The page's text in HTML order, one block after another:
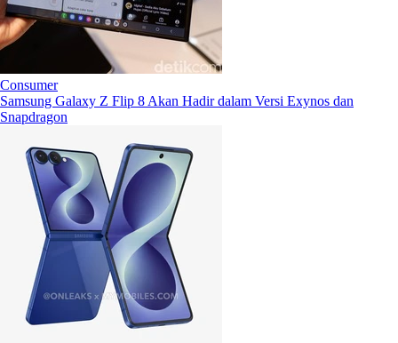
Consumer
Samsung Galaxy Z Flip 8 Akan Hadir dalam Versi Exynos dan
Snapdragon